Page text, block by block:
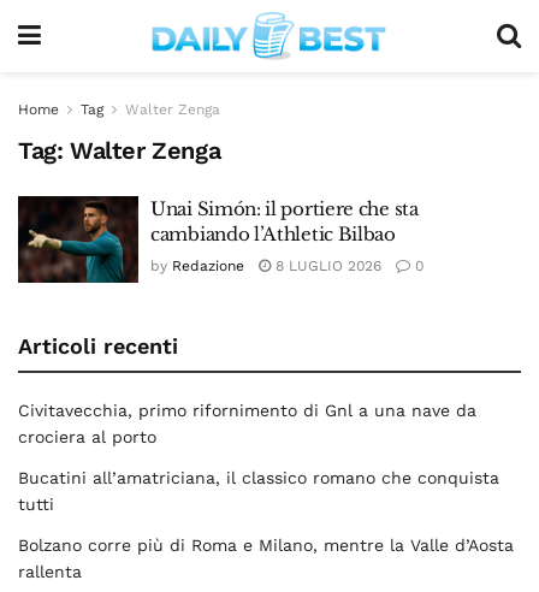
Home Tag Walter Zenga
Tag: Walter Zenga
Unai Simón: il portiere che sta
cambiando l’Athletic Bilbao
by Redazione 8 LUGLIO 2026 0
Articoli recenti
Civitavecchia, primo rifornimento di Gnl a una nave da
crociera al porto
Bucatini all’amatriciana, il classico romano che conquista
tutti
Bolzano corre più di Roma e Milano, mentre la Valle d’Aosta
rallenta